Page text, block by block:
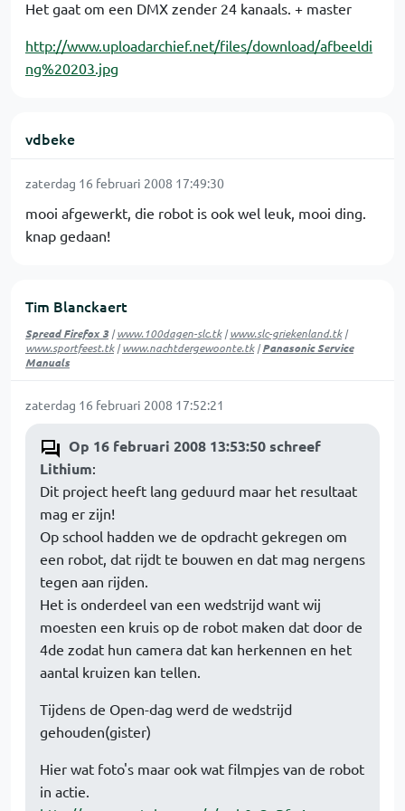
Het gaat om een DMX zender 24 kanaals. + master
http://www.uploadarchief.net/files/download/afbeeldi
ng%20203.jpg
vdbeke
zaterdag 16 februari 2008 17:49:30
mooi afgewerkt, die robot is ook wel leuk, mooi ding.
knap gedaan!
Tim Blanckaert
Spread Firefox 3|www.100dagen-slc.tk|www.slc-griekenland.tk|
www.sportfeest.tk|www.nachtdergewoonte.tk|Panasonic Service
Manuals
zaterdag 16 februari 2008 17:52:21
Op 16 februari 2008 13:53:50 schreef
Lithium:
Dit project heeft lang geduurd maar het resultaat
mag er zijn!
Op school hadden we de opdracht gekregen om
een robot, dat rijdt te bouwen en dat mag nergens
tegen aan rijden.
Het is onderdeel van een wedstrijd want wij
moesten een kruis op de robot maken dat door de
4de zodat hun camera dat kan herkennen en het
aantal kruizen kan tellen.
Tijdens de Open-dag werd de wedstrijd
gehouden(gister)
Hier wat foto's maar ook wat filmpjes van de robot
in actie.